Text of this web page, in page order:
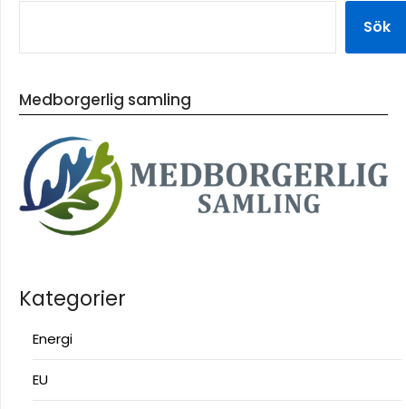
Sök
Medborgerlig samling
Kategorier
Energi
EU